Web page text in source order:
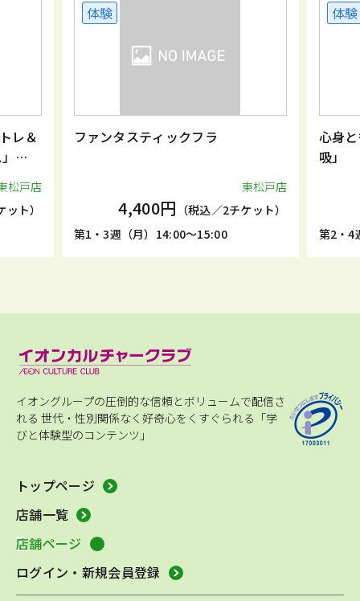
レ＆
松戸店
ト）
体験
ファンタスティックフラ
東松戸店
4,400円 （税込／2チケット）
第1・3週（月）14:00～15:00
体験
心身
吸」
第2・4
イオングループの圧倒的な信頼とボリュームで配信さ
れる 世代・性別関係なく好奇心をくすぐられる「学
びと体験型のコンテンツ」
トップページ
店舗一覧
店舗ページ
ログイン・新規会員登録